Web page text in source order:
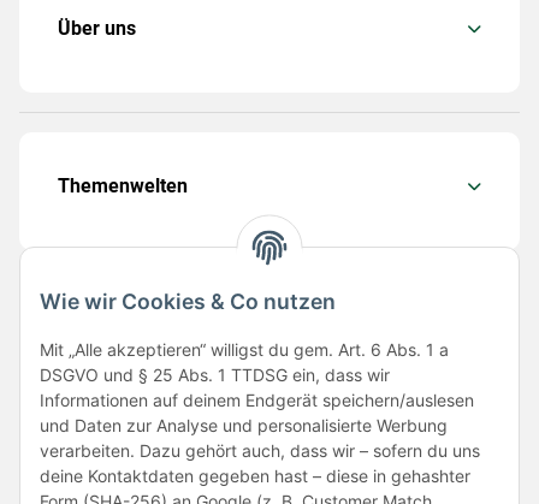
Wie wir Cookies & Co nutzen
Mit „Alle akzeptieren“ willigst du gem. Art. 6 Abs. 1 a
DSGVO und § 25 Abs. 1 TTDSG ein, dass wir
Informationen auf deinem Endgerät speichern/auslesen
und Daten zur Analyse und personalisierte Werbung
verarbeiten. Dazu gehört auch, dass wir – sofern du uns
deine Kontaktdaten gegeben hast – diese in gehashter
Über uns
Themenwelten
Folge uns